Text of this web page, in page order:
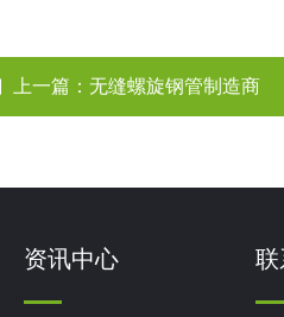
上一篇： 无缝螺旋钢管制造商
资讯中心 联